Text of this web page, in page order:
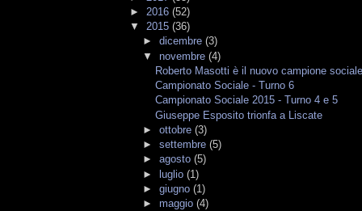
► 2016 (52)
▼ 2015 (36)
► dicembre (3)
▼ novembre (4)
Roberto Masotti è il nuovo campione
Campionato Sociale - Turno 6
Campionato Sociale 2015 - Turno 4 e 5
Giuseppe Esposito trionfa a Liscate
► ottobre (3)
► settembre (5)
► agosto (5)
► luglio (1)
► giugno (1)
► maggio (4)